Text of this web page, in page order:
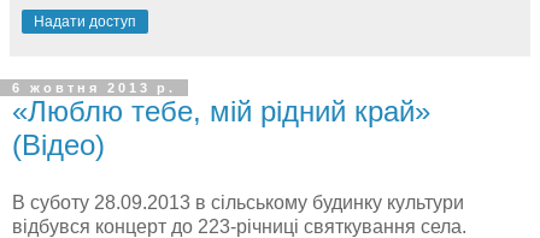
Надати доступ
6 жовтня 2013 р.
«Люблю тебе, мій рідний край»
(Відео)
В суботу 28.09.2013 в сільському будинку культури
відбувся концерт до 223-річниці святкування села.